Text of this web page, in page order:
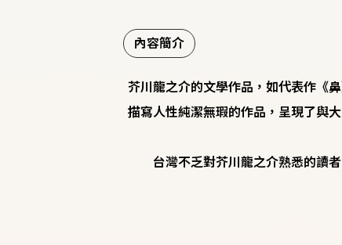
內容簡介
芥川龍之介的文學作品，如代表作《
描寫人性純潔無瑕的作品，呈現了與
台灣不乏對芥川龍之介熟悉的讀者